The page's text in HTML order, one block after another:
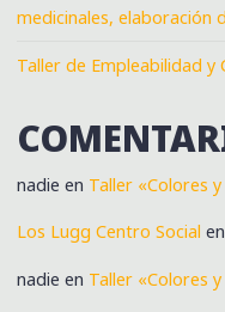
medicinales, elaboración
Taller de Empleabilidad y
nadie en Taller «Colores
Los Lugg Centro Social en
nadie en Taller «Colores